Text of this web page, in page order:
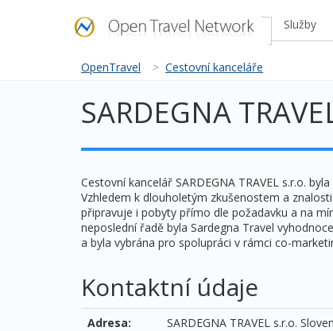
Služby
OpenTravel > Cestovní kanceláře
SARDEGNA
Cestovní kancelář SARDEGNA TRAVEL s.r.o.
Vzhledem k dlouholetým zkušenostem a
připravuje i pobyty přímo dle požadavku a na
neposlední řadě byla Sardegna Travel
a byla vybrána pro spolupráci v rámci co-
Kontaktní údaje
Adresa:
SARDEGNA TRAVEL s.r.o.